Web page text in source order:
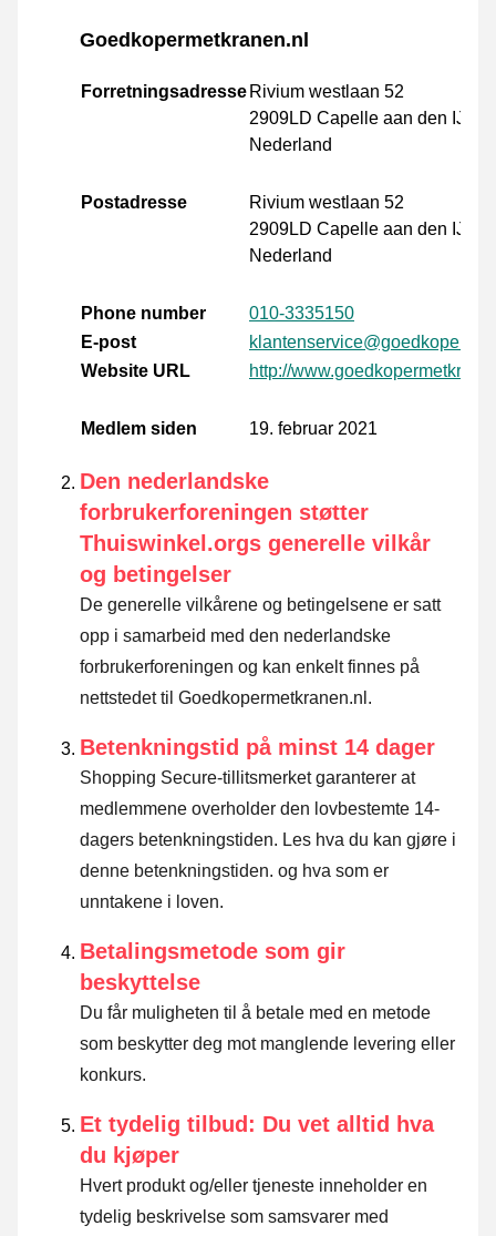
Goedkopermetkranen.nl
Forretningsadresse Rivium westlaan 52
2909LD Capelle aan den IJssel
Nederland
Postadresse
Rivium westlaan 52
2909LD Capelle aan den IJssel
Nederland
Phone number
010-3335150
E-post
Website URL
http://
Medlem siden 19. februar 2021
Den nederlandske
forbrukerforeningen støtter
Thuiswinkel.orgs generelle vilkår
og betingelser
De generelle vilkårene og betingelsene er satt
opp i samarbeid med den nederlandske
forbrukerforeningen og kan enkelt finnes på
nettstedet til Goedkopermetkranen.nl.
Betenkningstid på minst 14 dager
Shopping Secure-tillitsmerket garanterer at
medlemmene overholder den lovbestemte 14-
dagers betenkningstiden. Les hva du kan gjøre i
denne betenkningstiden. og hva som er
unntakene i loven.
Betalingsmetode som gir
beskyttelse
Du får muligheten til å betale med en metode
som beskytter deg mot manglende levering eller
konkurs.
Et tydelig tilbud: Du vet alltid hva
du kjøper
Hvert produkt og/eller tjeneste inneholder en
tydelig beskrivelse som samsvarer med